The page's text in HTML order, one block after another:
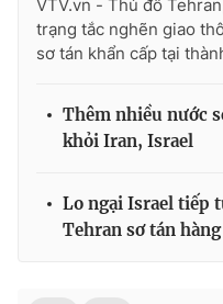
VTV.vn - Thủ đô
trạng tắc nghẽn giao
sơ tán khẩn cấp tại
Thêm nhiều nước
khỏi Iran, Israel
Lo ngại Israel tiếp
Tehran sơ tán